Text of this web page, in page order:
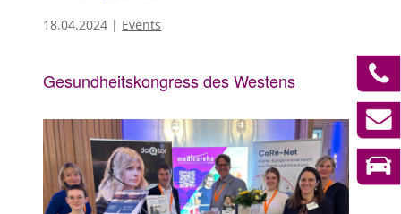
18.04.2024 | Events
Gesundheitskongress des Westens